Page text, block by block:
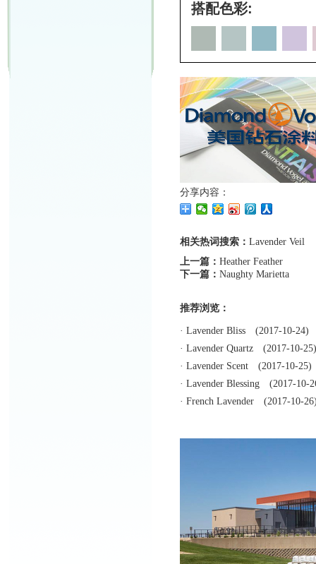
搭配色彩:
分享内容：
相关热词搜索： Lavender Veil
上一篇： Heather Feather
下一篇： Naughty Marietta
推荐浏览：
· Lavender Bliss (2017-10-24)
· Lavender Quartz (2017-10-25)
· Lavender Scent (2017-10-25)
· Lavender Blessing (2017-10-
· French Lavender (2017-10-